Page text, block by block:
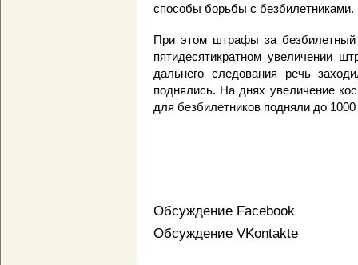
способы борьбы с безбилетниками.
При этом штрафы за
пятидесятикратном увеличении
дальнего следования речь
поднялись. На днях увеличение
для безбилетников подняли до
Обсуждение Facebook
Обсуждение VKontakte